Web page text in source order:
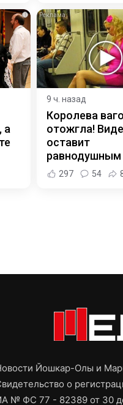
i
а
9 ч. назад
Королева
отожгла!
оставит
равнодушным
297 54
Йошкар-Олы и
о
№ ФС 77 - 82389 от 30